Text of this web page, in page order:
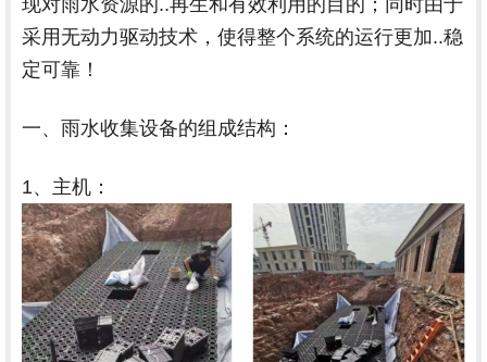
现对雨水资源的..再生和有效利用的目的；同时由于
采用无动力驱动技术，使得整个系统的运行更加..稳
定可靠！
一、雨水收集设备的组成结构：
1、主机：